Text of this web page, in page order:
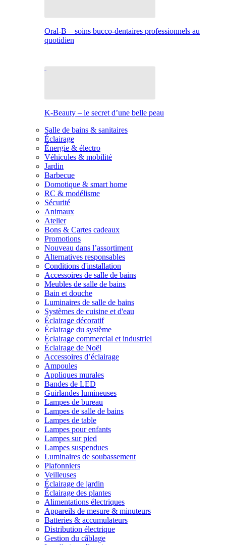
Oral-B – soins bucco-dentaires professionnels au
quotidien
K-Beauty – le secret d’une belle peau
Salle de bains & sanitaires
Éclairage
Énergie & électro
Véhicules & mobilité
Jardin
Barbecue
Domotique & smart home
RC & modélisme
Sécurité
Animaux
Atelier
Bons & Cartes cadeaux
Promotions
Nouveau dans l’assortiment
Alternatives responsables
Conditions d'installation
Accessoires de salle de bains
Meubles de salle de bains
Bain et douche
Luminaires de salle de bains
Systèmes de cuisine et d'eau
Éclairage décoratif
Éclairage du système
Éclairage commercial et industriel
Éclairage de Noël
Accessoires d’éclairage
Ampoules
Appliques murales
Bandes de LED
Guirlandes lumineuses
Lampes de bureau
Lampes de salle de bains
Lampes de table
Lampes pour enfants
Lampes sur pied
Lampes suspendues
Luminaires de soubassement
Plafonniers
Veilleuses
Éclairage de jardin
Éclairage des plantes
Alimentations électriques
Appareils de mesure & minuteurs
Batteries & accumulateurs
Distribution électrique
Gestion du câblage